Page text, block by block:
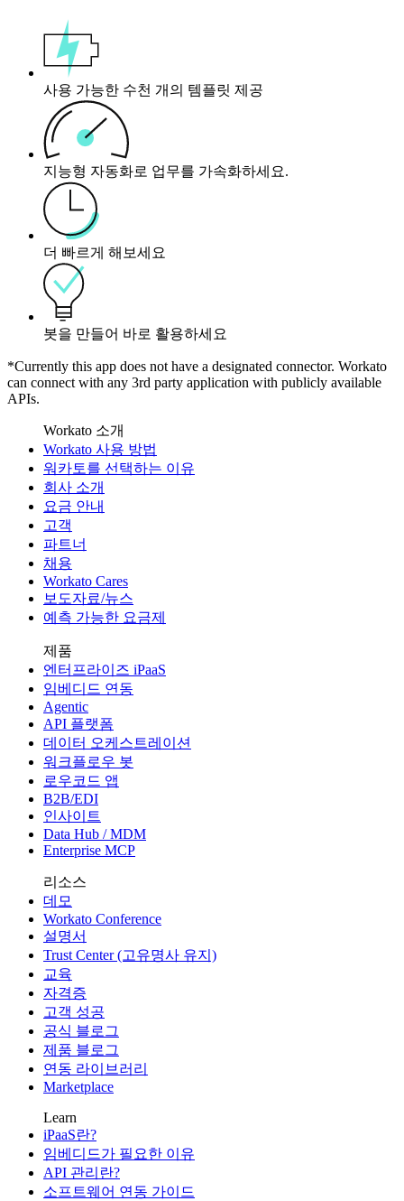
사용 가능한 수천 개의 템플릿 제공
지능형 자동화로 업무를 가속화하세요.
더 빠르게 해보세요
봇을 만들어 바로 활용하세요
*Currently this app does not have a designated connector. Workato
can connect with any 3rd party application with publicly available
APIs.
Workato 소개
Workato 사용 방법
워카토를 선택하는 이유
회사 소개
요금 안내
고객
파트너
채용
Workato Cares
보도자료/뉴스
예측 가능한 요금제
제품
엔터프라이즈 iPaaS
임베디드 연동
Agentic
API 플랫폼
데이터 오케스트레이션
워크플로우 봇
로우코드 앱
B2B/EDI
인사이트
Data Hub / MDM
Enterprise MCP
리소스
데모
Workato Conference
설명서
Trust Center (고유명사 유지)
교육
자격증
고객 성공
공식 블로그
제품 블로그
연동 라이브러리
Marketplace
Learn
iPaaS란?
임베디드가 필요한 이유
API 관리란?
소프트웨어 연동 가이드